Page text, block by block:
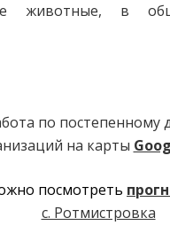
животные, в
по постепенному
на карты
посмотреть
с. Ротмистровка